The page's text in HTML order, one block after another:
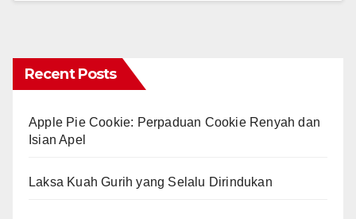
Recent Posts
Apple Pie Cookie: Perpaduan Cookie Renyah dan
Isian Apel
Laksa Kuah Gurih yang Selalu Dirindukan